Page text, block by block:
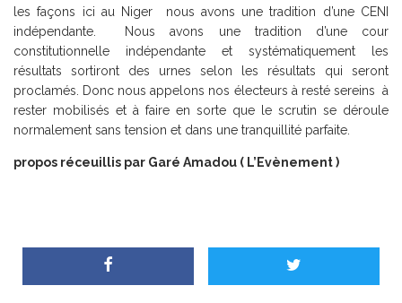
les façons ici au Niger nous avons une tradition d’une CENI
indépendante. Nous avons une tradition d’une cour
constitutionnelle indépendante et systématiquement les
résultats sortiront des urnes selon les résultats qui seront
proclamés. Donc nous appelons nos électeurs à resté sereins à
rester mobilisés et à faire en sorte que le scrutin se déroule
normalement sans tension et dans une tranquillité parfaite.
propos réceuillis par Garé Amadou ( L’Evènement )